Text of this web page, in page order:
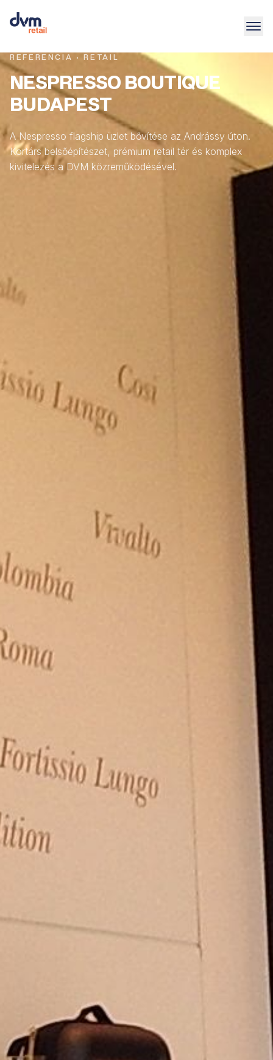
REFERENCIA · RETAIL
NESPRESSO BOUTIQUE
BUDAPEST
A Nespresso flagship üzlet bővítése az Andrássy úton.
Kortárs belsőépítészet, prémium retail tér és komplex
kivitelezés a DVM közreműködésével.